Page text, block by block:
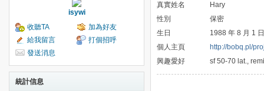
isywi
收聽TA
加為好友
給我留言
打個招呼
發送消息
統計信息
真實姓名
Hary
性別
保密
生日
1988 年 8 月 1 日
個人主頁
http://bobq.pl/
興趣愛好
sf 50-70 lat.,